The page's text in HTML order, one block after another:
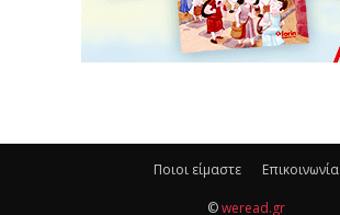
Ποιοι είμαστε Επικοινωνία
©weread.gr